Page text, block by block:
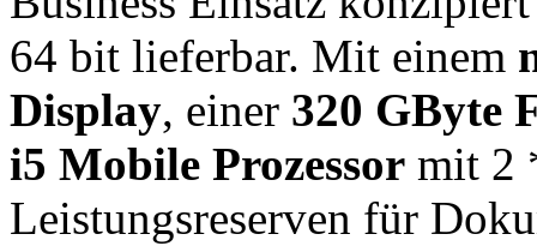
64 bit lieferbar. Mit einem
Display, einer 320 GByte
i5 Mobile Prozessor mit 2
Leistungsreserven für